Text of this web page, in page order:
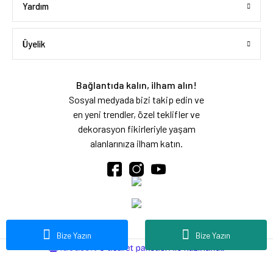
Bize Yazın
Bize Yazın
Yardım
Üyelik
Bağlantıda kalın, ilham alın!
Sosyal medyada bizi takip edin ve
en yeni trendler, özel teklifler ve
dekorasyon fikirleriyle yaşam
alanlarınıza ilham katın.